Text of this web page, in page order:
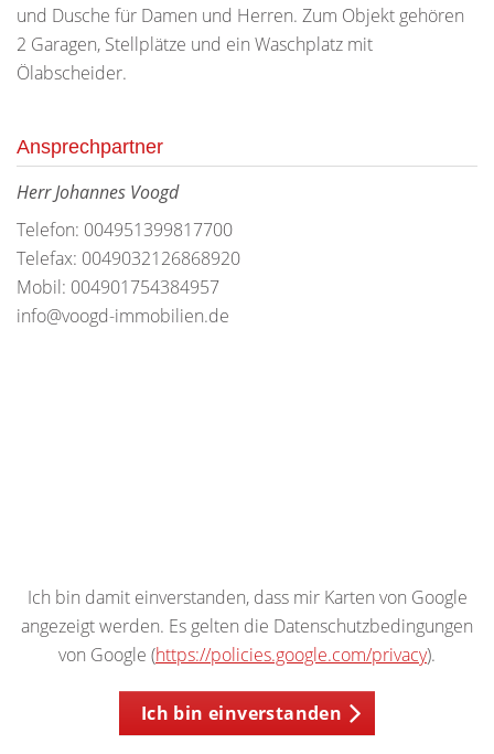
und Dusche für Damen und Herren. Zum Objekt gehören
2 Garagen, Stellplätze und ein Waschplatz mit
Ölabscheider.
Ansprechpartner
Herr Johannes Voogd
Telefon: 004951399817700
Telefax: 0049032126868920
Mobil: 004901754384957
info@voogd-immobilien.de
Ich bin damit einverstanden, dass mir Karten von Google
angezeigt werden. Es gelten die Datenschutzbedingungen
von Google (https://policies.google.com/privacy).
Ich bin einverstanden